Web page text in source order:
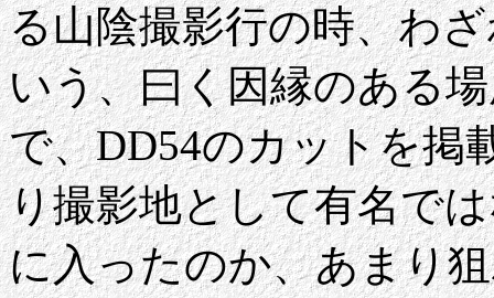
る山陰撮影行の時、わ
いう、曰く因縁のある
で、DD54のカットを掲
り撮影地として有名で
に入ったのか、あまり